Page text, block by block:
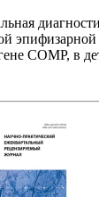
эпифизарной
COMP, в